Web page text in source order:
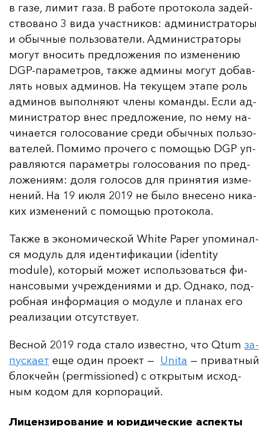
в га­зе, ли­мит га­за. В ра­бо­те про­то­ко­ла за­дей­
ство­ва­но 3 ви­да учас­тни­ков: ад­ми­нис­тра­то­ры
и обыч­ные поль­зо­ва­те­ли. Ад­ми­нис­тра­то­ры
мо­гут вно­сить пред­ло­же­ния по из­ме­не­нию
DGP-па­ра­мет­ров, так­же ад­ми­ны мо­гут до­бав­
лять но­вых ад­ми­нов. На те­ку­щем эта­пе роль
ад­ми­нов вы­пол­ня­ют чле­ны ко­ман­ды. Ес­ли ад­
ми­нис­тра­тор внес пред­ло­же­ние, по не­му на­
чи­на­ет­ся го­ло­со­ва­ние сре­ди обыч­ных поль­зо­
ва­те­лей. По­ми­мо про­че­го с по­мощью DGP уп­
рав­ля­ют­ся па­ра­мет­ры го­ло­со­ва­ния по пред­
ло­же­ни­ям: до­ля го­ло­сов для при­ня­тия из­ме­
не­ний. На 19 и­юля 2019 не бы­ло вне­се­но ни­ка­
ких из­ме­не­ний с по­мощью про­то­ко­ла.
Так­же в эко­но­ми­чес­кой White Paper упо­ми­нал­
ся мо­дуль для иден­ти­фи­ка­ции (identity
module), ко­то­рый мо­жет ис­поль­зо­вать­ся фи­
нан­со­вы­ми уч­реж­де­ни­ями и др. Од­на­ко, под­
роб­ная ин­фор­ма­ция о мо­ду­ле и пла­нах его
ре­али­за­ции от­сутс­тву­ет.
Вес­ной 2019 го­да ста­ло из­вес­тно, что Qtum за­
пус­ка­ет еще один про­ект — Unita — при­ват­ный
блок­чейн (permissioned) с от­кры­тым ис­ход­
ным ко­дом для кор­по­ра­ций.
Лицензирование и юридические аспекты